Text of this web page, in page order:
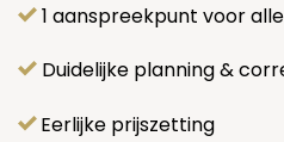
1 aanspreekpunt voor
Duidelijke planning &
Eerlijke prijszetting